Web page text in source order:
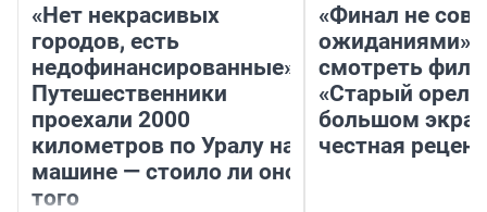
«Нет некрасивых
городов, есть
недофинансированные».
Путешественники
проехали 2000
километров по Уралу на
машине — стоило ли оно
того
«Финал не
ожиданиями»:
смотреть
«Старый орел»
большом
честная